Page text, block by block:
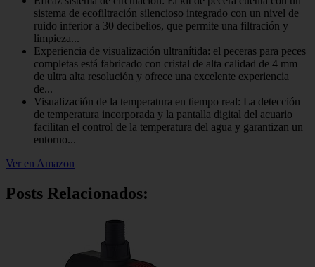
sistema de ecofiltración silencioso integrado con un nivel de
ruido inferior a 30 decibelios, que permite una filtración y
limpieza...
Experiencia de visualización ultranítida: el peceras para peces
completas está fabricado con cristal de alta calidad de 4 mm
de ultra alta resolución y ofrece una excelente experiencia
de...
Visualización de la temperatura en tiempo real: La detección
de temperatura incorporada y la pantalla digital del acuario
facilitan el control de la temperatura del agua y garantizan un
entorno...
Ver en Amazon
Posts Relacionados: